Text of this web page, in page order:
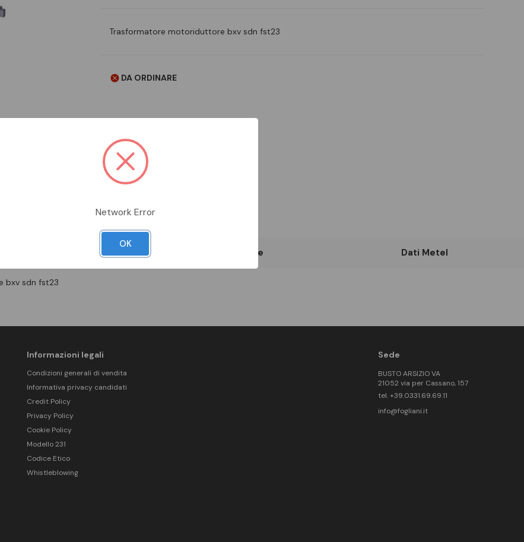
Trasformatore motoriduttore bxv sdn fst23
DA ORDINARE
Aggiungi alla comparazione
Tecnica Documentazione Dati Metel
bxv sdn fst23
Informazioni legali
Condizioni generali di vendita
Informativa privacy candidati
Credit Policy
Privacy Policy
Cookie Policy
Modello 231
Codice Etico
Whistleblowing
Sede
BUSTO ARSIZIO VA
21052 via per Cassano, 157
tel. +39.0331.69.69.11
info@fogliani.it
Network Error
OK